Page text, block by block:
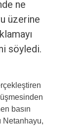
ne
üzerine
söyledi.
basın
Netanhayu,